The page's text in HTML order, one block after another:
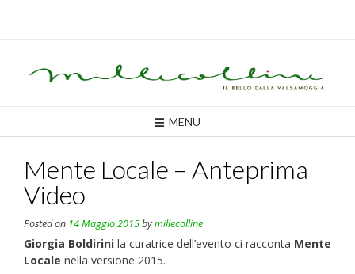
MENU
Mente Locale – Anteprima
Video
Posted on 14 Maggio 2015bymillecolline
Giorgia Boldirini la curatrice dell’evento ci racconta Mente
Locale nella versione 2015.